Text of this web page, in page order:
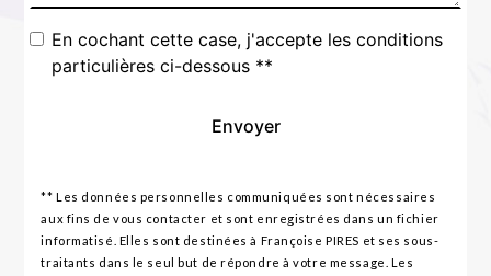
En cochant cette case, j'accepte les conditions
particulières ci-dessous **
Envoyer
** Les données personnelles communiquées sont nécessaires
aux fins de vous contacter et sont enregistrées dans un fichier
informatisé. Elles sont destinées à Françoise PIRES et ses sous-
traitants dans le seul but de répondre à votre message. Les